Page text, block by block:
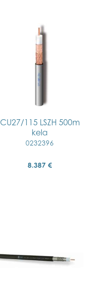
CU27/115 LSZH 500m
kela
0232396
8.387 €